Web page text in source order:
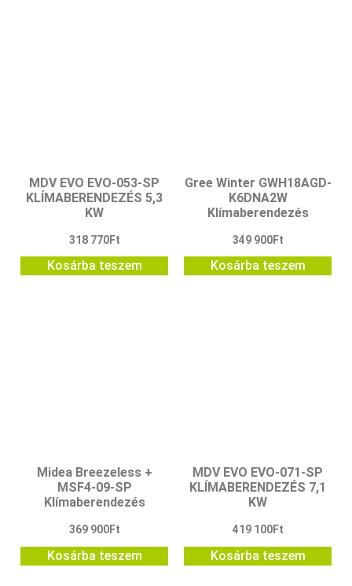
MDV EVO EVO-053-SP
KLÍMABERENDEZÉS 5,3
KW
318 770Ft
Kosárba teszem
Gree Winter GWH18AGD-
K6DNA2W
Klímaberendezés
349 900Ft
Kosárba teszem
Midea Breezeless +
MSF4-09-SP
Klímaberendezés
369 900Ft
Kosárba teszem
MDV EVO EVO-071-SP
KLÍMABERENDEZÉS 7,1
KW
419 100Ft
Kosárba teszem